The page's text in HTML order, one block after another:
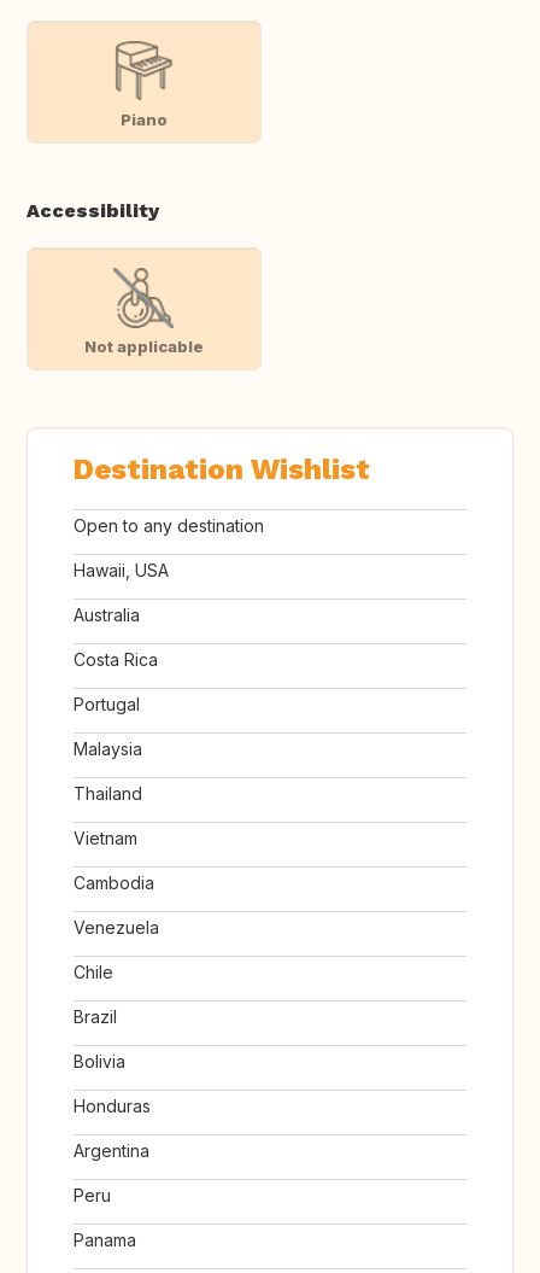
Piano
Accessibility
Not applicable
Destination Wishlist
Open to any destination
Hawaii, USA
Australia
Costa Rica
Portugal
Malaysia
Thailand
Vietnam
Cambodia
Venezuela
Chile
Brazil
Bolivia
Honduras
Argentina
Peru
Panama